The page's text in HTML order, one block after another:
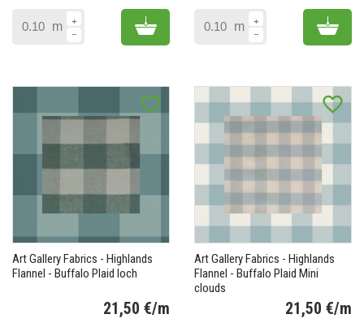
m Add to cart m Add
favorite_border
Art Gallery Fabrics - Highlands
Flannel - Buffalo Plaid loch
21,50 €/m
favorite_border
Art Gallery Fabrics - Highlands
Flannel - Buffalo Plaid Mini
clouds
21,50 €/m